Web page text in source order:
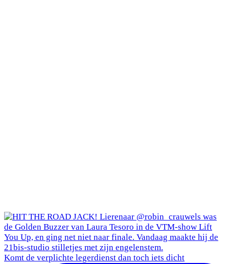
Komt de verplichte legerdienst dan toch iets dicht